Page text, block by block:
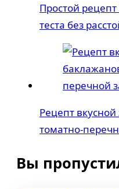
Простой
теста без
Рецепт
томатно-
Вы